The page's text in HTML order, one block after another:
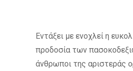
Εντάξει με ενοχλεί η
προδοσία των
άνθρωποι της αριστεράς